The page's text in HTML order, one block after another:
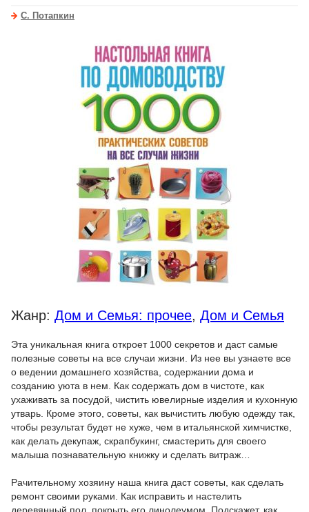
С. Потапкин
Жанр: Дом и Семья: прочее, Дом и Семья
Эта уникальная книга откроет 1000 секретов и даст самые
полезные советы на все случаи жизни. Из нее вы узнаете все
о ведении домашнего хозяйства, содержании дома и
созданию уюта в нем. Как содержать дом в чистоте, как
ухаживать за посудой, чистить ювелирные изделия и кухонную
утварь. Кроме этого, советы, как вычистить любую одежду так,
чтобы результат будет не хуже, чем в итальянской химчистке,
как делать декупаж, скрапбукинг, смастерить для своего
малыша познавательную книжку и сделать витраж…
Рачительному хозяину наша книга даст советы, как сделать
ремонт своими руками. Как исправить и настелить